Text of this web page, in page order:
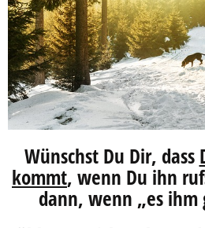
Wünschst Du Dir, dass
kommt, wenn Du ihn
dann, wenn „es ihm